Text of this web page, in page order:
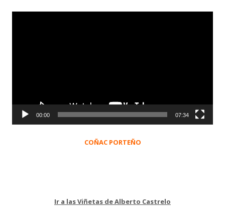
00:00 07:34
COÑAC PORTEÑO
Ir a las Viñetas de Alberto Castrelo